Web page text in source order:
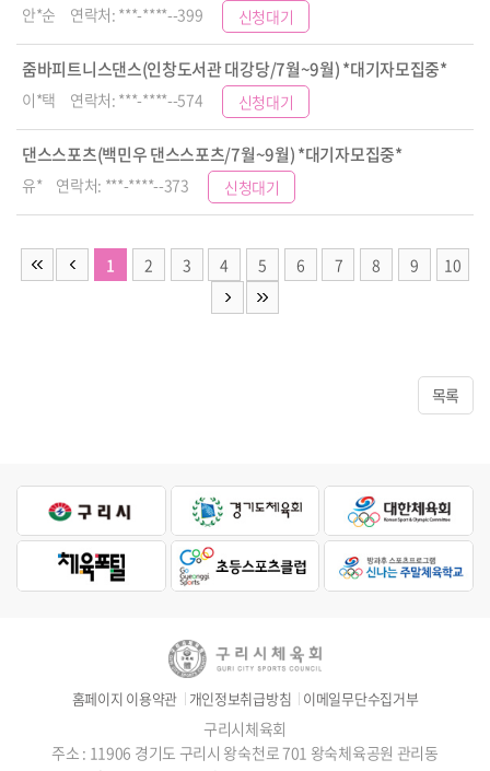
목록
홈페이지 이용약관 개인정보취급방침 이메일무단수집거부
구리시체육회
주소 : 11906 경기도 구리시 왕숙천로 701 왕숙체육공원 관리동